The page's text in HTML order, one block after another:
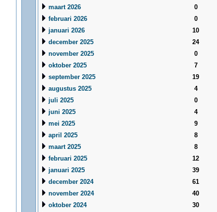
maart 2026
0
februari 2026
0
januari 2026
10
december 2025
24
november 2025
0
oktober 2025
7
september 2025
19
augustus 2025
4
juli 2025
0
juni 2025
4
mei 2025
9
april 2025
8
maart 2025
8
februari 2025
12
januari 2025
39
december 2024
61
november 2024
40
oktober 2024
30